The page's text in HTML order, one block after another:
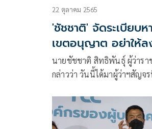
22 ตุลาคม 2565
'ชัชชาติ' จัดระเบียบ
เขตอนุญาต อย่าให้ล
นายชัชชาติ สิทธิพันธุ์ ผู้ว่ารา
กล่าวว่า วันนี้ได้มาผู้ว่าฯสัญจ
แหล่งเศรษฐกิจ อาทิ ย่านเยาว